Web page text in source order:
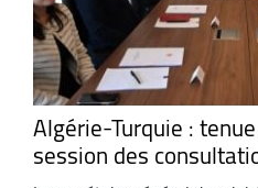
Algérie-Turquie :
session des